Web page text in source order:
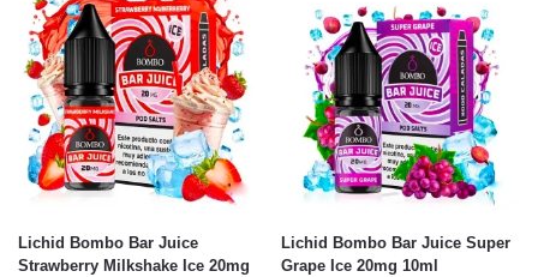
Lichid Bombo Bar Juice
Strawberry Milkshake Ice 20mg
Lichid Bombo Bar Juice Super
Grape Ice 20mg 10ml